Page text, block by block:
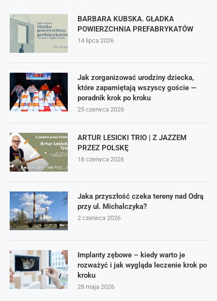
BARBARA KUBSKA. GŁADKA
POWIERZCHNIA PREFABRYKATÓW
14 lipca 2026
Jak zorganizować urodziny dziecka,
które zapamiętają wszyscy goście —
poradnik krok po kroku
25 czerwca 2026
ARTUR LESICKI TRIO | Z JAZZEM
PRZEZ POLSKĘ
18 czerwca 2026
Jaka przyszłość czeka tereny nad Odrą
przy ul. Michalczyka?
2 czerwca 2026
Implanty zębowe – kiedy warto je
rozważyć i jak wygląda leczenie krok po
kroku
28 maja 2026